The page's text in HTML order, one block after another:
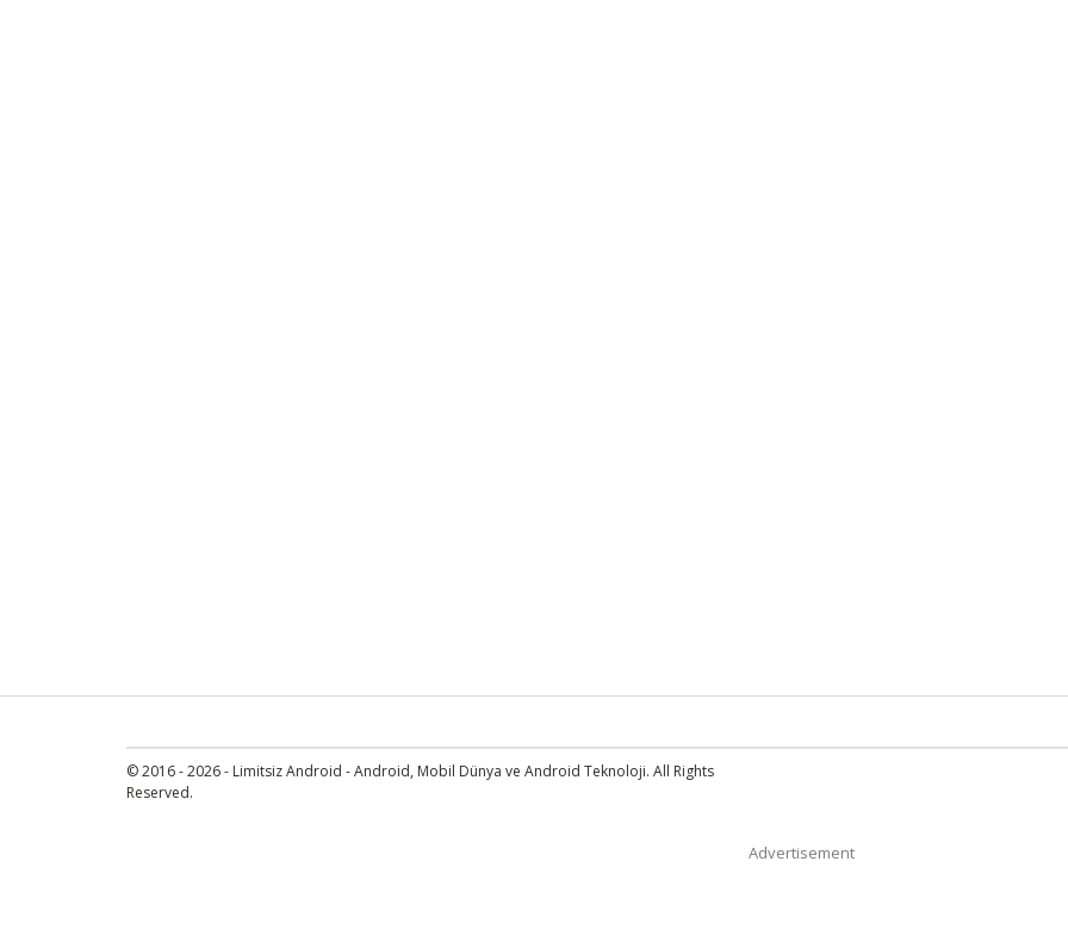
© 2016 - 2026 - Limitsiz Android - Android, Mobil Dünya ve Android Teknoloji. All Rights
Reserved.
Advertisement